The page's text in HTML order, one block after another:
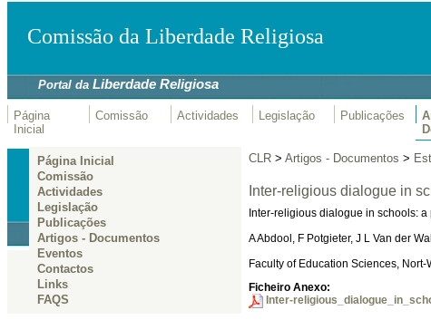
Comissão da Liberdade Religiosa
Portal daLiberdade Religiosa
Página
Inicial
Comissão Actividades Legislação Publicações
Página Inicial
Comissão
Actividades
Legislação
Publicações
Artigos - Documentos
Eventos
Contactos
Links
FAQS
CLR> Artigos - Documentos >
Inter-religious dialogue in
Inter-religious dialogue in schools:
A Abdool, F Potgieter, J L Van der
Faculty of Education Sciences,
Ficheiro Anexo:
Inter-